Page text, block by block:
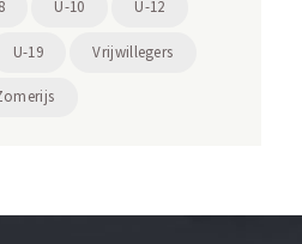
U-10 U-12
U-19 Vrijwillegers